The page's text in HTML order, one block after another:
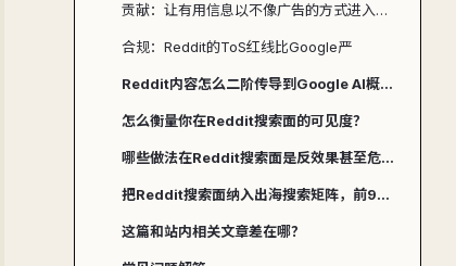
贡献：让有用信息以不像广告的方式进入链路
合规：Reddit的ToS红线比Google严
Reddit内容怎么二阶传导到Google AI概要和ChatGPT？
怎么衡量你在Reddit搜索面的可见度？
哪些做法在Reddit搜索面是反效果甚至危险的？
把Reddit搜索面纳入出海搜索矩阵，前90天该怎么落地？
这篇和站内相关文章差在哪？